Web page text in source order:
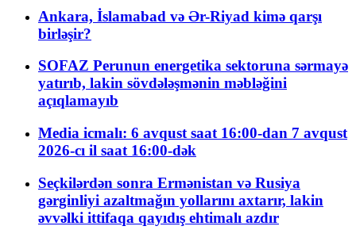
Ankara, İslamabad və Ər-Riyad kimə qarşı
birləşir?
SOFAZ Perunun energetika sektoruna sərmayə
yatırıb, lakin sövdələşmənin məbləğini
açıqlamayıb
Media icmalı: 6 avqust saat 16:00-dan 7 avqust
2026-cı il saat 16:00-dək
Seçkilərdən sonra Ermənistan və Rusiya
gərginliyi azaltmağın yollarını axtarır, lakin
əvvəlki ittifaqa qayıdış ehtimalı azdır